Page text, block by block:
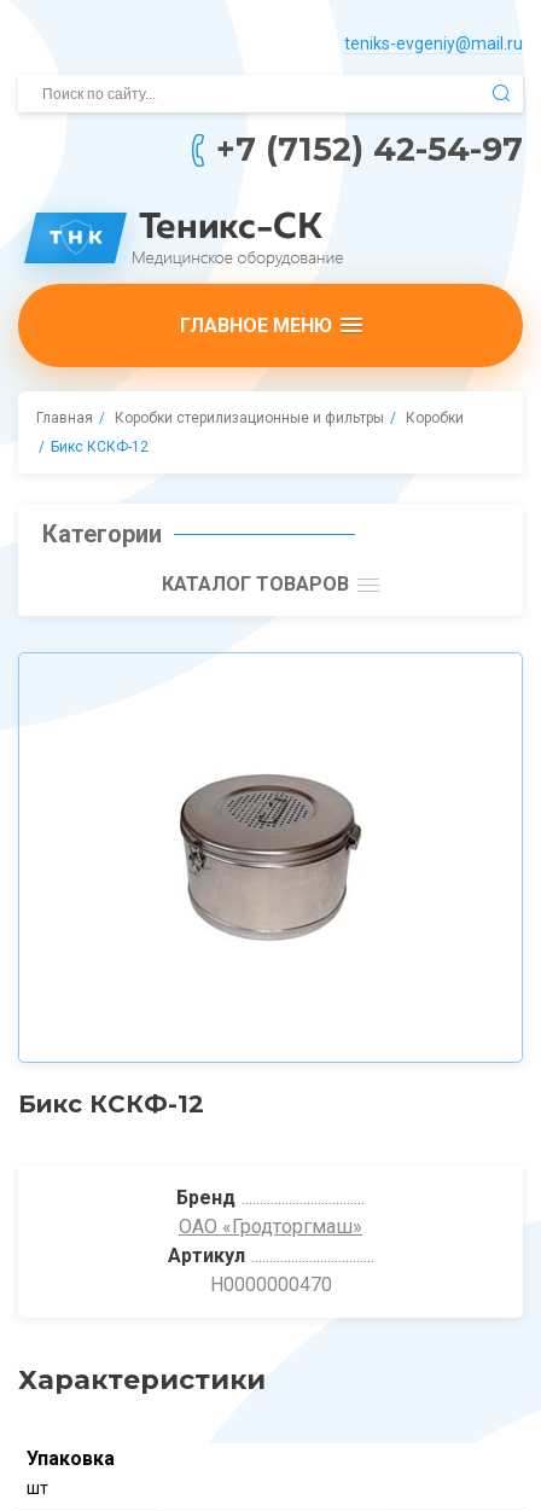
teniks-evgeniy@mail.­ru
+7 (7152) 42-54-97
ГЛАВНОЕ МЕНЮ
Главная Коробки стерилизационные и фильтры
Коробки
Бикс КСКФ-12
Категории
КАТАЛОГ ТОВАРОВ
Бикс КСКФ-12
Бренд
ОАО «Гродторгмаш»
Артикул
Н0000000470
Характеристики
Упаковка
шт